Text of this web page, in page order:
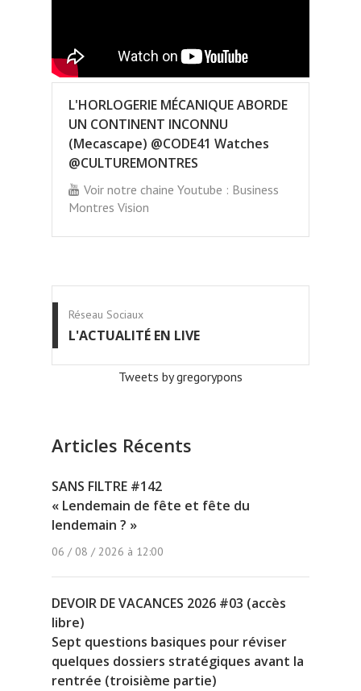
L'HORLOGERIE MÉCANIQUE ABORDE
UN CONTINENT INCONNU
(Mecascape) @CODE41 Watches
@CULTUREMONTRES
Voir notre chaine Youtube : Business
Montres Vision
Réseau Sociaux
L'ACTUALITÉ EN LIVE
Tweets by gregorypons
Articles Récents
SANS FILTRE #142
« Lendemain de fête et fête du
lendemain ? »
06 / 08 / 2026 à 12:00
DEVOIR DE VACANCES 2026 #03 (accès
libre)
Sept questions basiques pour réviser
quelques dossiers stratégiques avant la
rentrée (troisième partie)